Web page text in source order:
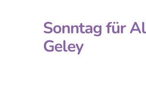
Sonntag für
Geley